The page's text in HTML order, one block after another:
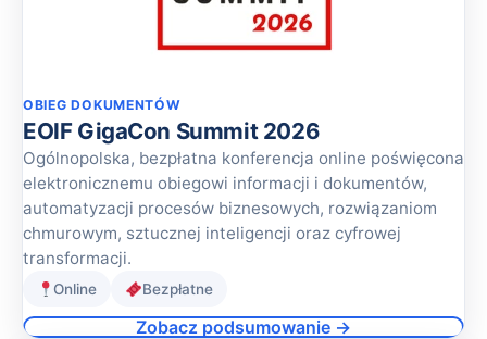
OBIEG DOKUMENTÓW
EOIF GigaCon Summit 2026
Ogólnopolska, bezpłatna konferencja online poświęcona
elektronicznemu obiegowi informacji i dokumentów,
automatyzacji procesów biznesowych, rozwiązaniom
chmurowym, sztucznej inteligencji oraz cyfrowej
transformacji.
Online Bezpłatne
Zobacz podsumowanie →